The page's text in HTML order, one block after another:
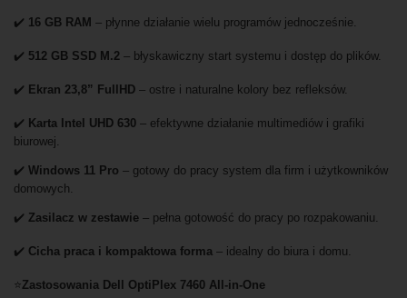
✔️ 16 GB RAM – płynne działanie wielu programów jednocześnie.
✔️ 512 GB SSD M.2 – błyskawiczny start systemu i dostęp do plików.
✔️ Ekran 23,8” FullHD – ostre i naturalne kolory bez refleksów.
✔️ Karta Intel UHD 630 – efektywne działanie multimediów i grafiki
biurowej.
✔️ Windows 11 Pro – gotowy do pracy system dla firm i użytkowników
domowych.
✔️ Zasilacz w zestawie – pełna gotowość do pracy po rozpakowaniu.
✔️ Cicha praca i kompaktowa forma – idealny do biura i domu.
⭐Zastosowania Dell OptiPlex 7460 All-in-One